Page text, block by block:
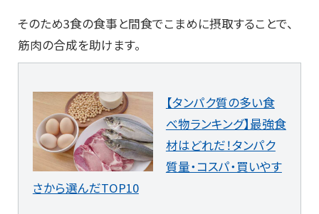
そのため3食の食事と間食でこまめに摂取することで、
筋肉の合成を助けます。
【タンパク質の多い食
べ物ランキング】最強食
材はどれだ！タンパク
質量・コスパ・買いやす
さから選んだTOP10